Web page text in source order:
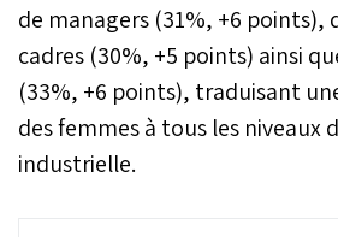
de managers (31%, +6 points),
cadres (30%, +5 points) ainsi
(33%, +6 points), traduisant
des femmes à tous les niveaux
industrielle.